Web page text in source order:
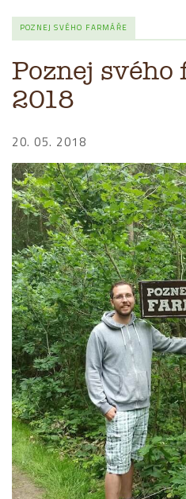
POZNEJ SVÉHO FARMÁŘE
Poznej
2018
20. 05. 2018